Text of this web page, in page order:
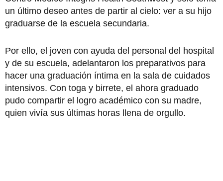
un último deseo antes de partir al cielo: ver a su hijo
graduarse de la escuela secundaria.
Por ello, el joven con ayuda del personal del hospital
y de su escuela, adelantaron los preparativos para
hacer una graduación íntima en la sala de cuidados
intensivos. Con toga y birrete, el ahora graduado
pudo compartir el logro académico con su madre,
quien vivía sus últimas horas llena de orgullo.